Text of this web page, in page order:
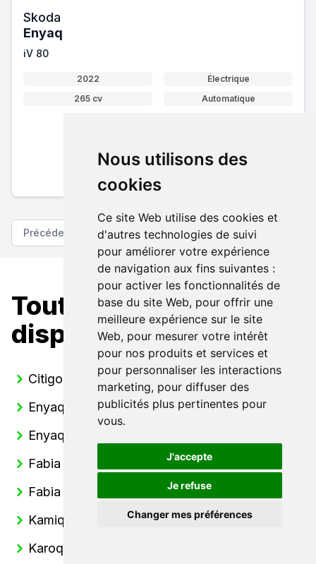
Nous utilisons des
cookies
Ce site Web utilise des cookies et
d'autres technologies de suivi
pour améliorer votre expérience
de navigation aux fins suivantes :
pour activer les fonctionnalités de
base du site Web, pour offrir une
meilleure expérience sur le site
Web, pour mesurer votre intérêt
pour nos produits et services et
pour personnaliser les interactions
marketing, pour diffuser des
publicités plus pertinentes pour
vous.
J'accepte
Je refuse
Changer mes préférences
Skoda
Enyaq
iV 80
2022
Électrique
265 cv
Automatique
Pack essentiel inclus
En savoir plus sur nos tarifs
Précédent Suivant
Toutes nos Skoda
disponibles
Citigo
Enyaq
Enyaq Coupé
Fabia
Fabia Combi
Kamiq
Karoq